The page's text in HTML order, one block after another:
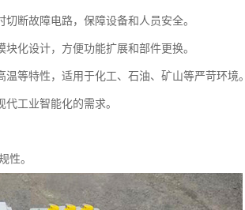
断故障电路，保障设备和人员安全。
化设计，方便功能扩展和部件更换。
等特性，适用于化工、石油、矿山等严苛环境。
工业智能化的需求。
性。